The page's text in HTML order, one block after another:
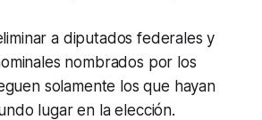
a diputados federales y
nombrados por los
solamente los que hayan
lugar en la elección.